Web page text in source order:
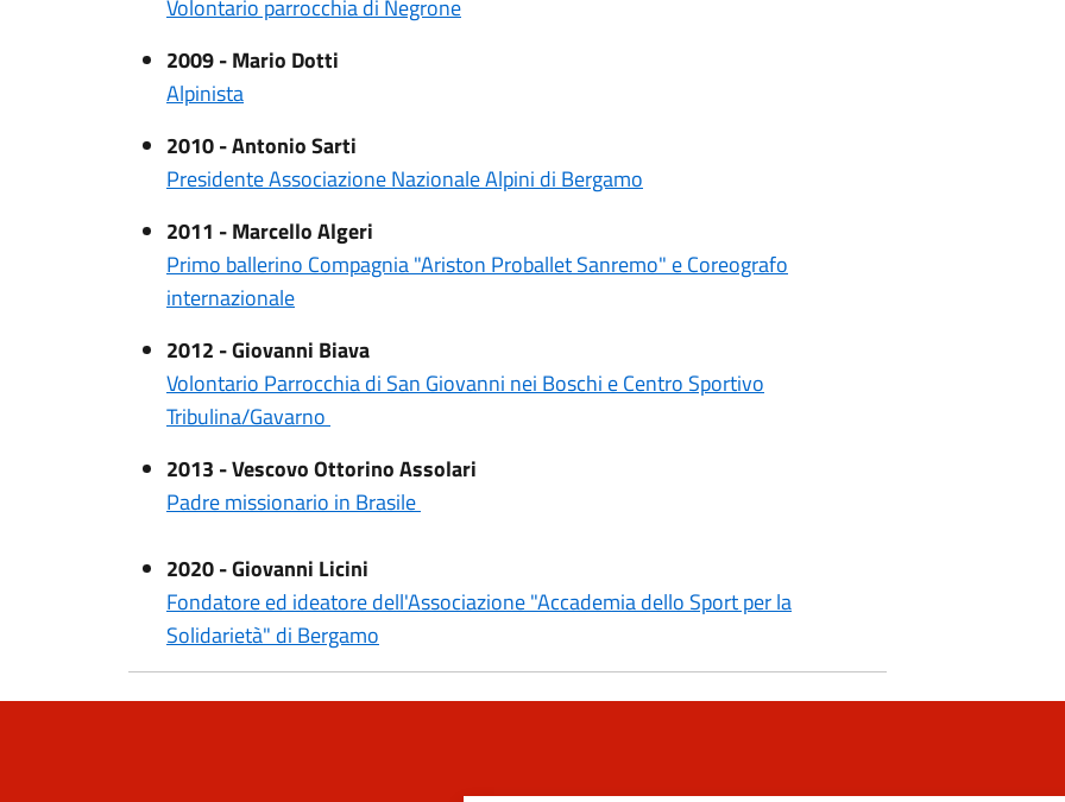
Volontario parrocchia di Negrone
2009 - Mario Dotti
Alpinista
2010 - Antonio Sarti
Presidente Associazione Nazionale Alpini di Bergamo
2011 - Marcello Algeri
Primo ballerino Compagnia "Ariston Proballet Sanremo" e Coreografo
internazionale
2012 - Giovanni Biava
Volontario Parrocchia di San Giovanni nei Boschi e Centro Sportivo
Tribulina/Gavarno
2013 - Vescovo Ottorino Assolari
Padre missionario in Brasile
2020 - Giovanni Licini
Fondatore ed ideatore dell'Associazione "Accademia dello Sport per la
Solidarietà" di Bergamo